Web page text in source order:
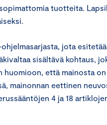
tuotteita.
jota
sisältävä kohtaus,
huomioon, että mainosta
mainonnan eettinen
4 ja 18